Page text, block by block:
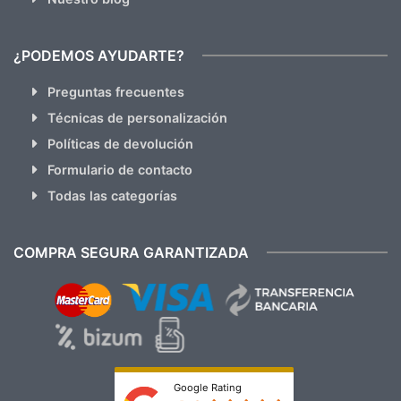
¿PODEMOS AYUDARTE?
Preguntas frecuentes
Técnicas de personalización
Políticas de devolución
Formulario de contacto
Todas las categorías
COMPRA SEGURA GARANTIZADA
Google Rating